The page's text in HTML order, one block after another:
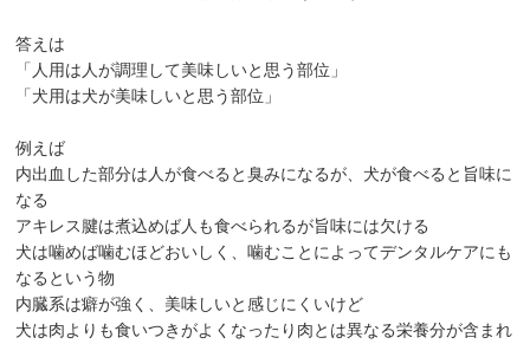
答えは
「人用は人が調理して美味しいと思う部位」
「犬用は犬が美味しいと思う部位」
例えば
内出血した部分は人が食べると臭みになるが、犬が食べると旨味に
なる
アキレス腱は煮込めば人も食べられるが旨味には欠ける
犬は噛めば噛むほどおいしく、噛むことによってデンタルケアにも
なるという物
内臓系は癖が強く、美味しいと感じにくいけど
犬は肉よりも食いつきがよくなったり肉とは異なる栄養分が含まれ